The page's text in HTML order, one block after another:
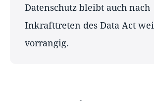
Datenschutz bleibt auch nach
Inkrafttreten des Data Act
vorrangig.